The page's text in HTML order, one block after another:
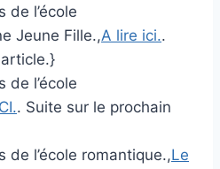
de l’école
Jeune Fille.,A lire ici..
de l’école
. Suite sur le prochain
de l’école romantique.,Le